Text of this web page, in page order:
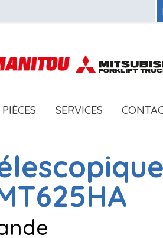
PIÈCES SERVICES